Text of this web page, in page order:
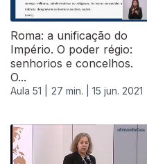
Roma: a unificação do
Império. O poder régio:
senhorios e concelhos.
O...
Aula 51 | 27 min. | 15 jun. 2021